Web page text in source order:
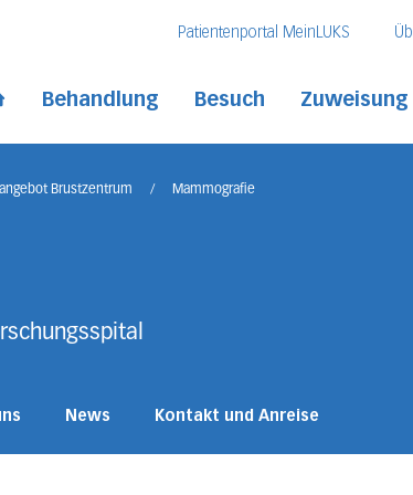
Patientenportal MeinLUKS
Behandlung Besuch Zuweisung
Brustzentrum / Mammografie
News Kontakt und Anreise